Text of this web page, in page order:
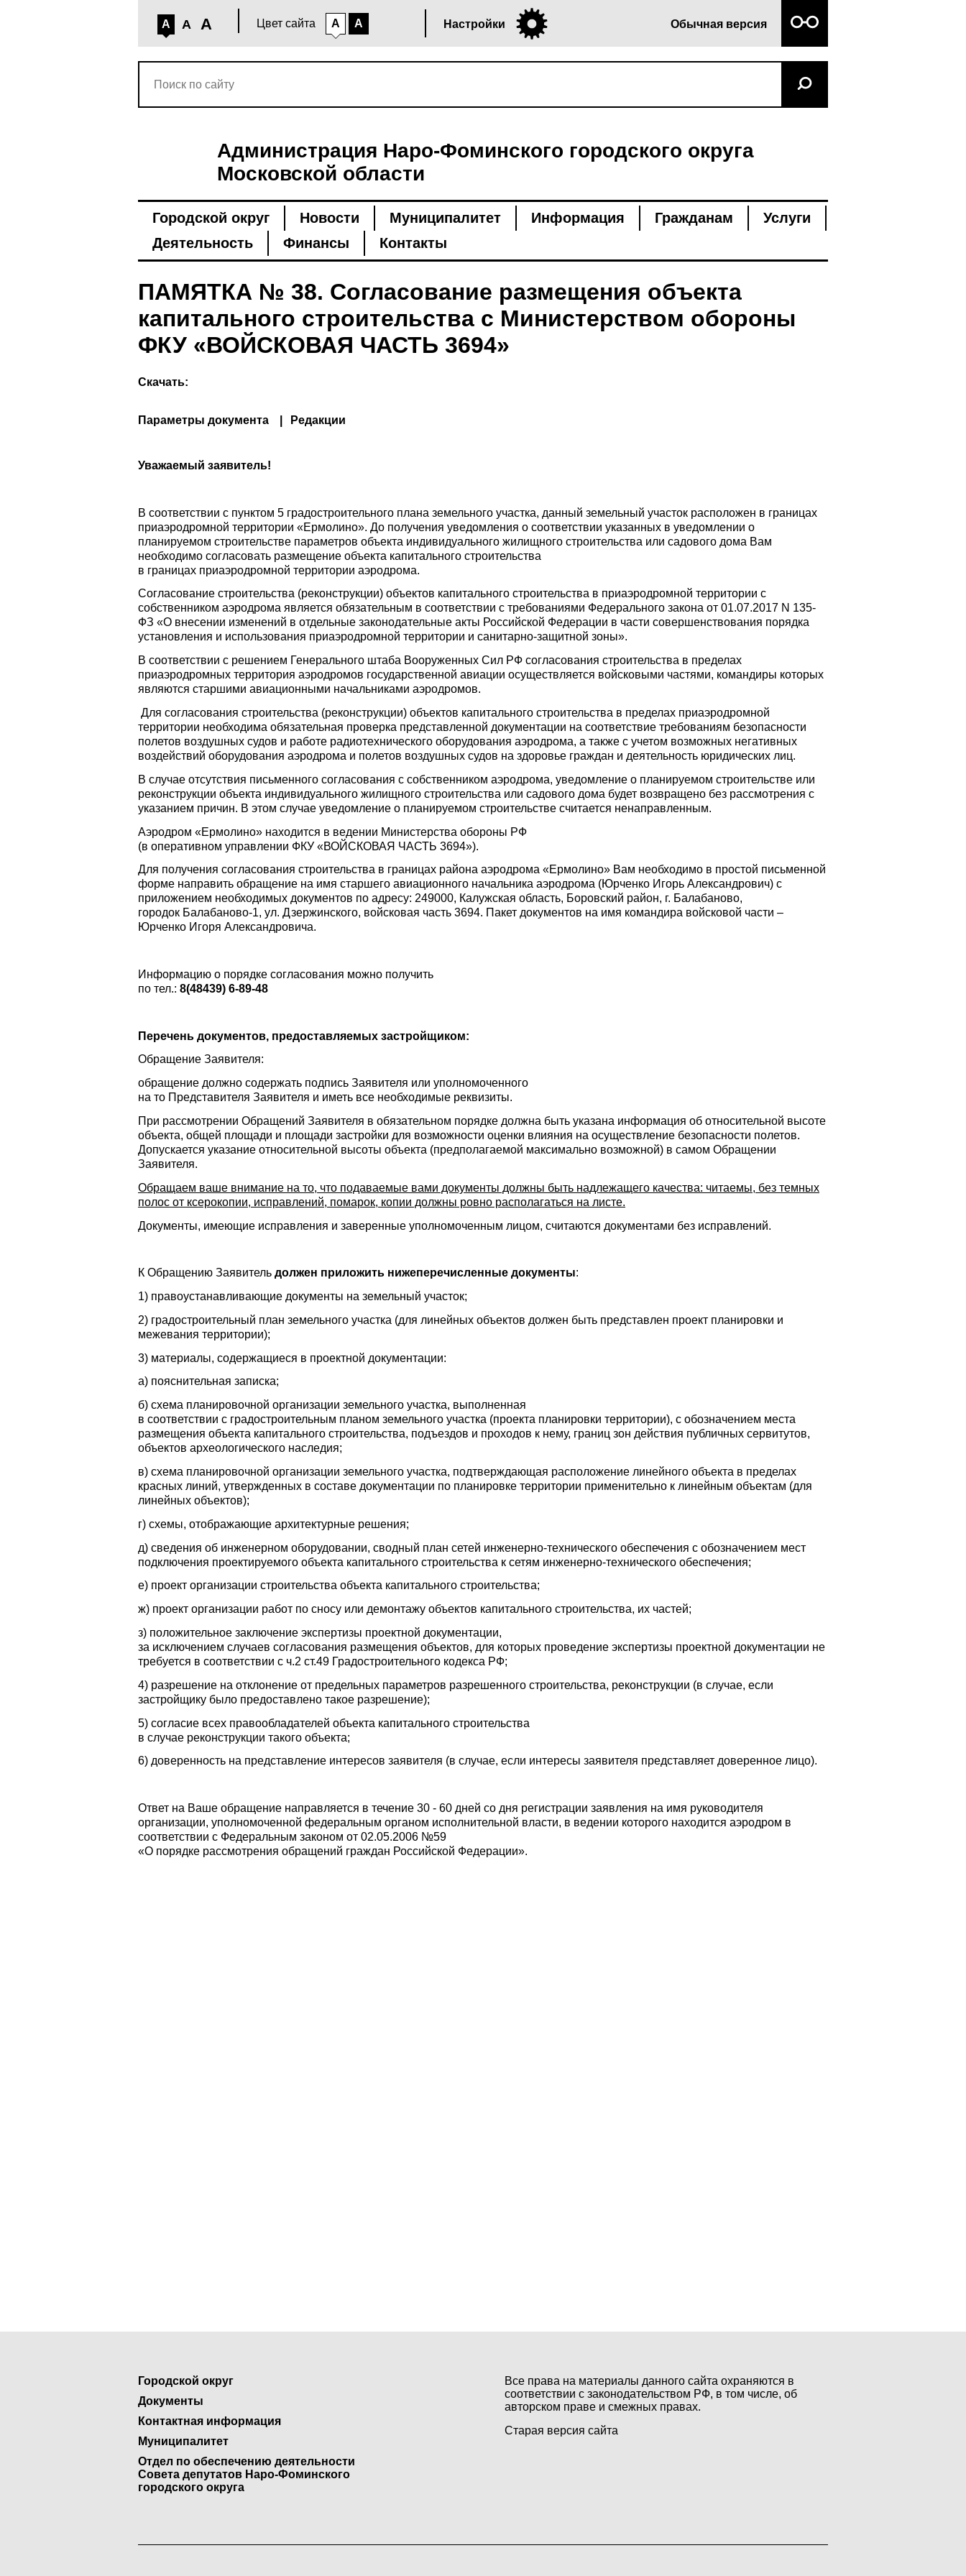
A A A Цвет сайта A A Настройки Обычная версия
Администрация Наро-Фоминского городского округа
Московской области
Городской округ Новости Муниципалитет Информация Гражданам
Услуги
Деятельность
Финансы Контакты
ПАМЯТКА № 38. Согласование размещения объекта
капитального строительства с Министерством обороны
ФКУ «ВОЙСКОВАЯ ЧАСТЬ 3694»
Скачать:
Параметры документа Редакции
Уважаемый заявитель!
В соответствии с пунктом 5 градостроительного плана земельного участка, данный земельный участок расположен в границах
приаэродромной территории «Ермолино». До получения уведомления о соответствии указанных в уведомлении о
планируемом строительстве параметров объекта индивидуального жилищного строительства или садового дома Вам
необходимо согласовать размещение объекта капитального строительства
в границах приаэродромной территории аэродрома.
Согласование строительства (реконструкции) объектов капитального строительства в приаэродромной территории с
собственником аэродрома является обязательным в соответствии с требованиями Федерального закона от 01.07.2017 N 135-
ФЗ «О внесении изменений в отдельные законодательные акты Российской Федерации в части совершенствования порядка
установления и использования приаэродромной территории и санитарно-защитной зоны».
В соответствии с решением Генерального штаба Вооруженных Сил РФ согласования строительства в пределах
приаэродромных территория аэродромов государственной авиации осуществляется войсковыми частями, командиры которых
являются старшими авиационными начальниками аэродромов.
Для согласования строительства (реконструкции) объектов капитального строительства в пределах приаэродромной
территории необходима обязательная проверка представленной документации на соответствие требованиям безопасности
полетов воздушных судов и работе радиотехнического оборудования аэродрома, а также с учетом возможных негативных
воздействий оборудования аэродрома и полетов воздушных судов на здоровье граждан и деятельность юридических лиц.
В случае отсутствия письменного согласования с собственником аэродрома, уведомление о планируемом строительстве или
реконструкции объекта индивидуального жилищного строительства или садового дома будет возвращено без рассмотрения с
указанием причин. В этом случае уведомление о планируемом строительстве считается ненаправленным.
Аэродром «Ермолино» находится в ведении Министерства обороны РФ
(в оперативном управлении ФКУ «ВОЙСКОВАЯ ЧАСТЬ 3694»).
Для получения согласования строительства в границах района аэродрома «Ермолино» Вам необходимо в простой письменной
форме направить обращение на имя старшего авиационного начальника аэродрома (Юрченко Игорь Александрович) с
приложением необходимых документов по адресу: 249000, Калужская область, Боровский район, г. Балабаново,
городок Балабаново-1, ул. Дзержинского, войсковая часть 3694. Пакет документов на имя командира войсковой части –
Юрченко Игоря Александровича.
Информацию о порядке согласования можно получить
по тел.: 8(48439) 6-89-48
Перечень документов, предоставляемых застройщиком:
Обращение Заявителя:
обращение должно содержать подпись Заявителя или уполномоченного
на то Представителя Заявителя и иметь все необходимые реквизиты.
При рассмотрении Обращений Заявителя в обязательном порядке должна быть указана информация об относительной высоте
объекта, общей площади и площади застройки для возможности оценки влияния на осуществление безопасности полетов.
Допускается указание относительной высоты объекта (предполагаемой максимально возможной) в самом Обращении
Заявителя.
Обращаем ваше внимание на то, что подаваемые вами документы должны быть надлежащего качества: читаемы, без темных
полос от ксерокопии, исправлений, помарок, копии должны ровно располагаться на листе.
Документы, имеющие исправления и заверенные уполномоченным лицом, считаются документами без исправлений.
К Обращению Заявитель должен приложить нижеперечисленные документы:
1) правоустанавливающие документы на земельный участок;
2) градостроительный план земельного участка (для линейных объектов должен быть представлен проект планировки и
межевания территории);
3) материалы, содержащиеся в проектной документации:
а) пояснительная записка;
б) схема планировочной организации земельного участка, выполненная
в соответствии с градостроительным планом земельного участка (проекта планировки территории), с обозначением места
размещения объекта капитального строительства, подъездов и проходов к нему, границ зон действия публичных сервитутов,
объектов археологического наследия;
в) схема планировочной организации земельного участка, подтверждающая расположение линейного объекта в пределах
красных линий, утвержденных в составе документации по планировке территории применительно к линейным объектам (для
линейных объектов);
г) схемы, отображающие архитектурные решения;
д) сведения об инженерном оборудовании, сводный план сетей инженерно-технического обеспечения с обозначением мест
подключения проектируемого объекта капитального строительства к сетям инженерно-технического обеспечения;
е) проект организации строительства объекта капитального строительства;
ж) проект организации работ по сносу или демонтажу объектов капитального строительства, их частей;
з) положительное заключение экспертизы проектной документации,
за исключением случаев согласования размещения объектов, для которых проведение экспертизы проектной документации не
требуется в соответствии с ч.2 ст.49 Градостроительного кодекса РФ;
4) разрешение на отклонение от предельных параметров разрешенного строительства, реконструкции (в случае, если
застройщику было предоставлено такое разрешение);
5) согласие всех правообладателей объекта капитального строительства
в случае реконструкции такого объекта;
6) доверенность на представление интересов заявителя (в случае, если интересы заявителя представляет доверенное лицо).
Ответ на Ваше обращение направляется в течение 30 - 60 дней со дня регистрации заявления на имя руководителя
организации, уполномоченной федеральным органом исполнительной власти, в ведении которого находится аэродром в
соответствии с Федеральным законом от 02.05.2006 №59
«О порядке рассмотрения обращений граждан Российской Федерации».
Городской округ
Документы
Контактная информация
Муниципалитет
Отдел по обеспечению деятельности
Совета депутатов Наро-Фоминского
городского округа
Все права на материалы данного сайта охраняются в
соответствии с законодательством РФ, в том числе, об
авторском праве и смежных правах.
Старая версия сайта